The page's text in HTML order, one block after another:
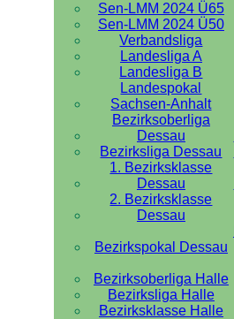
Sen-LMM 2024 Ü65
Sen-LMM 2024 Ü50
Verbandsliga
Landesliga A
Landesliga B
Landespokal
Sachsen-Anhalt
Bezirksoberliga
Dessau
Bezirksliga Dessau
1. Bezirksklasse
Dessau
2. Bezirksklasse
Dessau
Bezirkspokal Dessau
Bezirksoberliga Halle
Bezirksliga Halle
Bezirksklasse Halle